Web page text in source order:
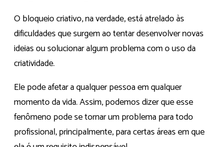
O bloqueio criativo, na verdade, está atrelado às
dificuldades que surgem ao tentar desenvolver novas
ideias ou solucionar algum problema com o uso da
criatividade.
Ele pode afetar a qualquer pessoa em qualquer
momento da vida. Assim, podemos dizer que esse
fenômeno pode se tornar um problema para todo
profissional, principalmente, para certas áreas em que